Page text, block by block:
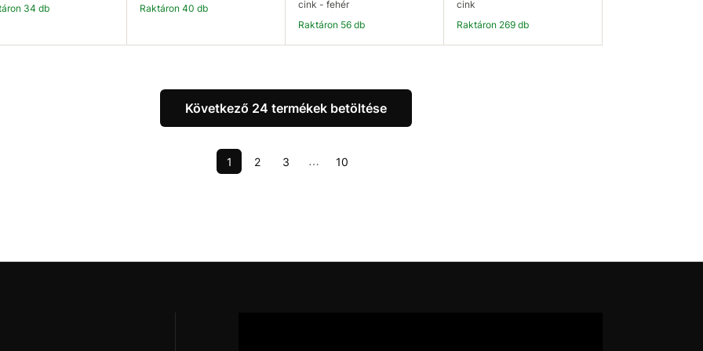
34 db Raktáron 40 db
cink - fehér
Raktáron 56 db
cink
Raktáron 269 db
Következő 24 termékek betöltése
1 2 3 ⋯ 10